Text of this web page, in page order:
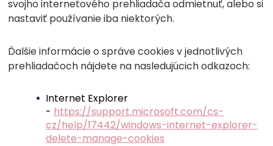
svojho internetového prehliadača odmietnuť, alebo si
nastaviť používanie iba niektorých.
Ďalšie informácie o správe cookies v jednotlivých
prehliadačoch nájdete na nasledujúcich odkazoch:
Internet Explorer
- https://support.microsoft.com/cs-
cz/help/17442/windows-internet-explorer-
delete-manage-cookies